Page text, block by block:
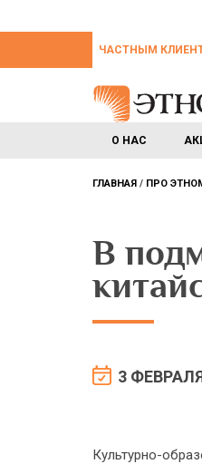
ЧАСТНЫМ
О НАС
ГЛАВНАЯ ПРО
В
3
Культурно-